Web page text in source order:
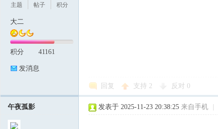
主题
帖子
积分
大二
积分 41161
发消息
回复 支持 2 反对 0
午夜孤影 发表于 2025-11-23 20:38:25 来自手机